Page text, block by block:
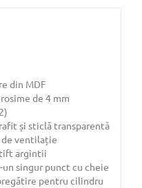
din MDF
de 4 mm
și sticlă transparentă
ventilație
argintii
singur punct cu cheie
pentru cilindru